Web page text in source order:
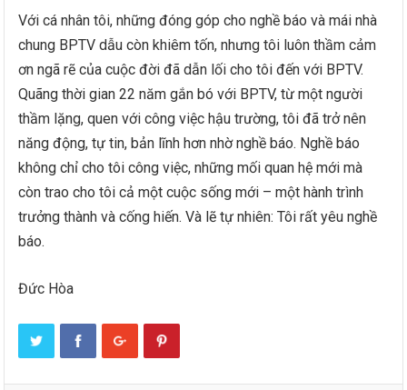
Với cá nhân tôi, những đóng góp cho nghề báo và mái nhà
chung BPTV dẫu còn khiêm tốn, nhưng tôi luôn thầm cảm
ơn ngã rẽ của cuộc đời đã dẫn lối cho tôi đến với BPTV.
Quãng thời gian 22 năm gắn bó với BPTV, từ một người
thầm lặng, quen với công việc hậu trường, tôi đã trở nên
năng động, tự tin, bản lĩnh hơn nhờ nghề báo. Nghề báo
không chỉ cho tôi công việc, những mối quan hệ mới mà
còn trao cho tôi cả một cuộc sống mới – một hành trình
trưởng thành và cống hiến. Và lẽ tự nhiên: Tôi rất yêu nghề
báo.
Đức Hòa